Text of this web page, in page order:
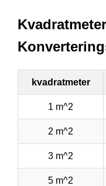
kvadratmeter
1 m^2
2 m^2
3 m^2
5 m^2